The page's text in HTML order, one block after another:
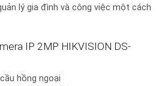
lý gia đình và công việc một cách
IP 2MP HIKVISION DS-
hồng ngoại